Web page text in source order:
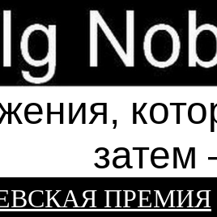
затем
ПРЕМИЯ